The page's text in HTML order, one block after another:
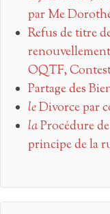
par Me
Refus de titre
OQTF,
Partage des
leDivorce par
laProcédure
principe de la